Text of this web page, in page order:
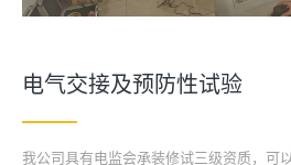
电气交接及预防性试验
我公司具有电监会承装修试三级资质，可